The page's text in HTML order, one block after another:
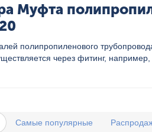
Муфта
полипропиленового
через фитинг,
Самые популярные